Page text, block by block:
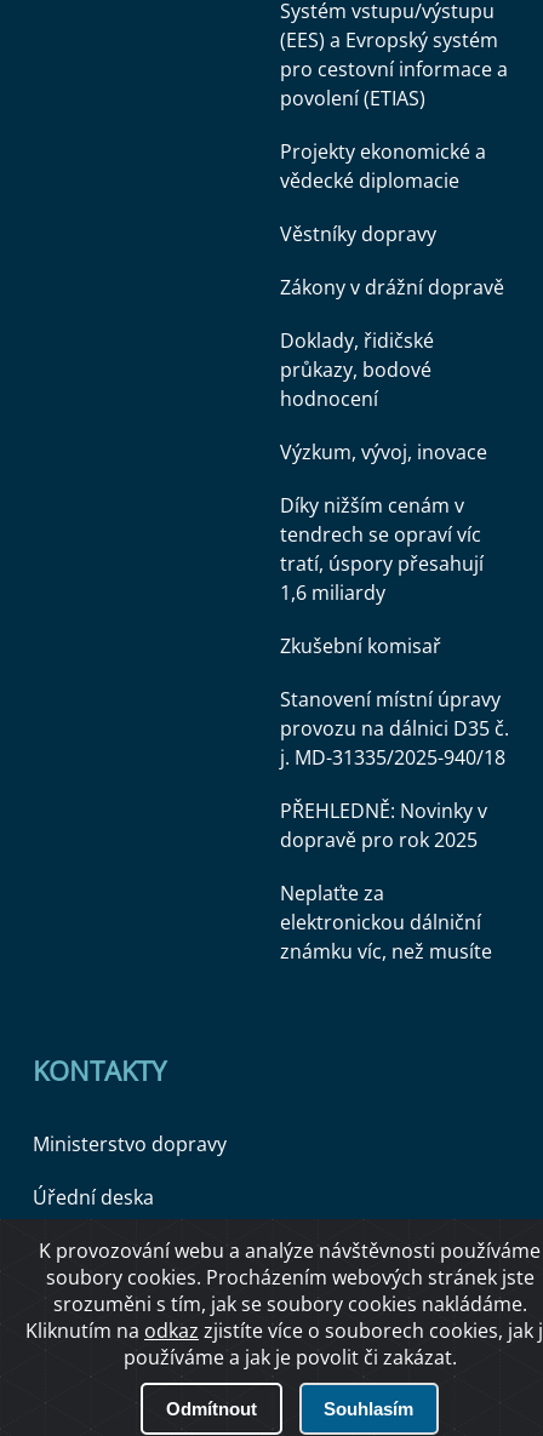
Systém vstupu/výstupu
(EES) a Evropský systém
pro cestovní informace a
povolení (ETIAS)
Projekty ekonomické a
vědecké diplomacie
Věstníky dopravy
Zákony v drážní dopravě
Doklady, řidičské
průkazy, bodové
hodnocení
Výzkum, vývoj, inovace
Díky nižším cenám v
tendrech se opraví víc
tratí, úspory přesahují
1,6 miliardy
Zkušební komisař
Stanovení místní úpravy
provozu na dálnici D35 č.
j. MD-31335/2025-940/18
PŘEHLEDNĚ: Novinky v
dopravě pro rok 2025
Neplaťte za
elektronickou dálniční
známku víc, než musíte
KONTAKTY
Ministerstvo dopravy
Úřední deska
Copyright © 2026 Ministerstvo dopravy ČR
O přístupnosti
K provozování webu a analýze návštěvnosti používáme
soubory cookies. Procházením webových stránek jste
srozuměni s tím, jak se soubory cookies nakládáme.
Kliknutím na odkaz zjistíte více o souborech cookies, jak
používáme a jak je povolit či zakázat.
Odmítnout Souhlasím